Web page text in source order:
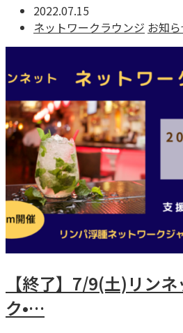
2022.07.15
ネットワークラウンジ お知
【終了】7/9(土)リン
ク•…